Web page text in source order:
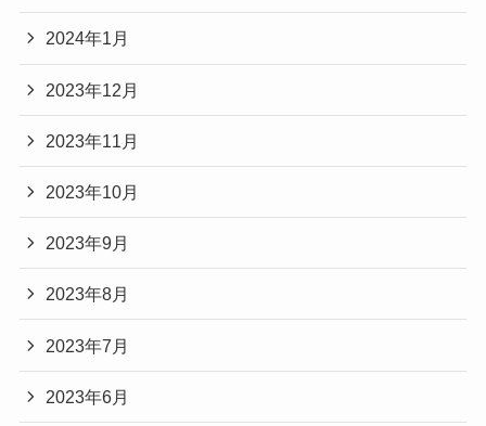
2024年1月
2023年12月
2023年11月
2023年10月
2023年9月
2023年8月
2023年7月
2023年6月